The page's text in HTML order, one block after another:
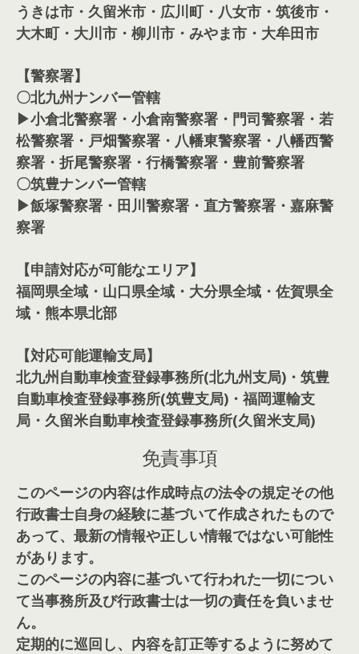
うきは市・久留米市・広川町・八女市・筑後市・
大木町・大川市・柳川市・みやま市・大牟田市
【警察署】
〇北九州ナンバー管轄
▶小倉北警察署・小倉南警察署・門司警察署・若
松警察署・戸畑警察署・八幡東警察署・八幡西警
察署・折尾警察署・行橋警察署・豊前警察署
〇筑豊ナンバー管轄
▶飯塚警察署・田川警察署・直方警察署・嘉麻警
察署
【申請対応が可能なエリア】
福岡県全域・山口県全域・大分県全域・佐賀県全
域・熊本県北部
【対応可能運輸支局】
北九州自動車検査登録事務所(北九州支局)・筑豊
自動車検査登録事務所(筑豊支局)・福岡運輸支
局・久留米自動車検査登録事務所(久留米支局)
免責事項
このページの内容は作成時点の法令の規定その他
行政書士自身の経験に基づいて作成されたもので
あって、最新の情報や正しい情報ではない可能性
があります。
このページの内容に基づいて行われた一切につい
て当事務所及び行政書士は一切の責任を負いませ
ん。
定期的に巡回し、内容を訂正等するように努めて